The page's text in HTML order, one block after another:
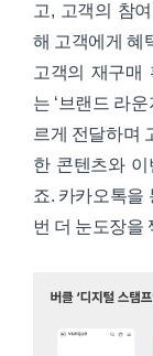
고, 고객의 참
해 고객에게 혜
고객의 재구매
는 ‘브랜드 라
르게 전달하며
한 콘텐츠와 이
죠. 카카오톡을
번 더 눈도장을